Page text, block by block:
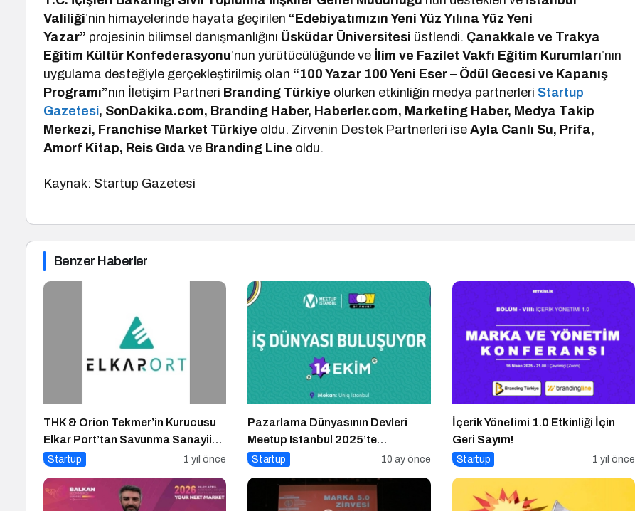
Valiliği’nin himayelerinde hayata geçirilen “Edebiyatımızın Yeni Yüz Yılına Yüz Yeni
Yazar” projesinin bilimsel danışmanlığını Üsküdar Üniversitesi üstlendi. Çanakkale ve Trakya
Eğitim Kültür Konfederasyonu’nun yürütücülüğünde ve İlim ve Fazilet Vakfı Eğitim Kurumları’nın
uygulama desteğiyle gerçekleştirilmiş olan “100 Yazar 100 Yeni Eser – Ödül Gecesi ve Kapanış
Programı”nın İletişim Partneri Branding Türkiye olurken etkinliğin medya partnerleri Startup
Gazetesi, SonDakika.com, Branding Haber, Haberler.com, Marketing Haber, Medya Takip
Merkezi, Franchise Market Türkiye oldu. Zirvenin Destek Partnerleri iseAyla Canlı Su, Prifa,
Amorf Kitap, Reis Gıda ve Branding Line oldu.
Kaynak: Startup Gazetesi
Benzer Haberler
THK & Orion Tekmer’in Kurucusu
Elkar Port’tan Savunma Sanayii
Atılımı: AET Electronics’e
Startup 1 yıl önce
Pazarlama Dünyasının Devleri
Meetup Istanbul 2025’te
Buluşuyor
Startup 10 ay önce
İçerik Yönetimi 1.0 Etkinliği İçin
Geri Sayım!
Startup 1 yıl önce